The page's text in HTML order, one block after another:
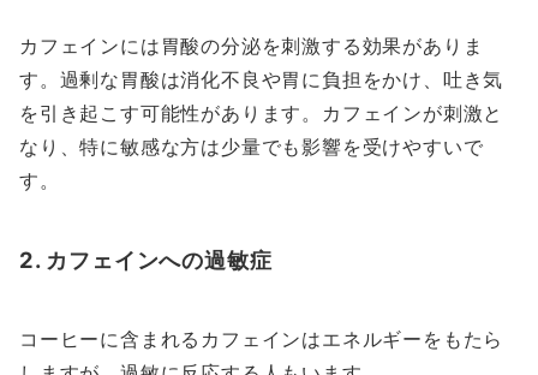
カフェインには胃酸の分泌を刺激する効果がありま
す。過剰な胃酸は消化不良や胃に負担をかけ、吐き気
を引き起こす可能性があります。カフェインが刺激と
なり、特に敏感な方は少量でも影響を受けやすいで
す。
2. カフェインへの過敏症
コーヒーに含まれるカフェインはエネルギーをもたら